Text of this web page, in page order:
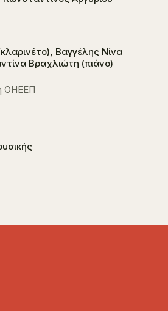
Βαγγέλης Νίνα
Βραχλιώτη (πιάνο)
ΟΗΕΕΠ